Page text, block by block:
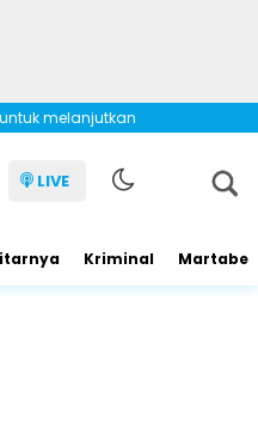
melanjutkan
LIVE
Kriminal Martabe